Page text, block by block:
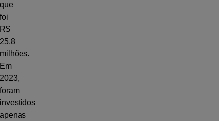
que
foi
R$
25,8
milhões.
Em
2023,
foram
investidos
apenas